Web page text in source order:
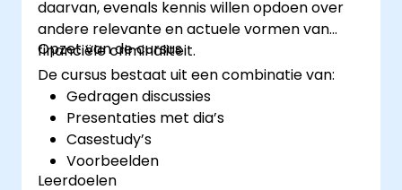
daarvan, evenals kennis willen opdoen over
andere relevante en actuele vormen van
financiële criminaliteit.
Opzet van de cursus
De cursus bestaat uit een combinatie van:
Gedragen discussies
Presentaties met dia’s
Casestudy’s
Voorbeelden
Leerdoelen